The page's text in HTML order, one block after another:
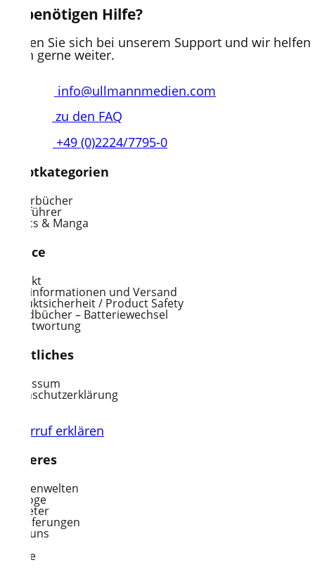
Sie benötigen Hilfe?
Melden Sie sich bei unserem Support und wir helfen
Ihnen gerne weiter.
info@ullmannmedien.com
zu den FAQ
+49 (0)2224/7795-0
Hauptkategorien
Kinderbücher
Reiseführer
Comics & Manga
Service
Kontakt
Lieferinformationen und Versand
Produktsicherheit / Product Safety
Soundbücher – Batteriewechsel
Verantwortung
Rechtliches
Impressum
Datenschutzerklärung
Widerruf erklären
Weiteres
Themenwelten
Kataloge
Vertreter
Auslieferungen
Über uns
Presse